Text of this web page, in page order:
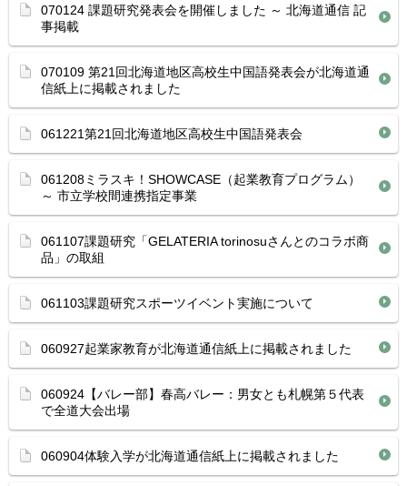
070124 課題研究発表会を開催しました ～ 北海道通信 記
事掲載
070109 第21回北海道地区高校生中国語発表会が北海道通
信紙上に掲載されました
061221第21回北海道地区高校生中国語発表会
061208ミラスキ！SHOWCASE（起業教育プログラム）
～ 市立学校間連携指定事業
061107課題研究「GELATERIA torinosuさんとのコラボ商
品」の取組
061103課題研究スポーツイベント実施について
060927起業家教育が北海道通信紙上に掲載されました
060924【バレー部】春高バレー：男女とも札幌第５代表
で全道大会出場
060904体験入学が北海道通信紙上に掲載されました